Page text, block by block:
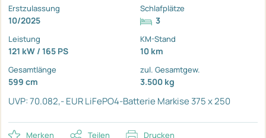
Erstzulassung
10/2025
Schlafplätze
3
Leistung
121 kW / 165 PS
KM-Stand
10 km
Gesamtlänge
599 cm
zul. Gesamtgew.
3.500 kg
UVP: 70.082,- EURLiFePO4-Batterie Markise 375 x 250
Merken Teilen Drucken